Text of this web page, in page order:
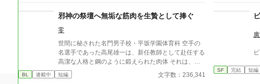
邪神の祭壇へ無垢な筋肉を生贄として捧ぐ
零
世間に秘された名門男子校・平坂学園体育科 空手の
名選手であった高尾雄一は、新任教師として赴任する
高潔な人格と鋼のように鍛えられた肉体 それは、学
園にとって最高の生贄の候補に他ならなかった 至高
の筋肉を持つ、精神を削られ意志をなくした青年を太
BL 連載中 短編 文字数：236,341
SF 完結 短編